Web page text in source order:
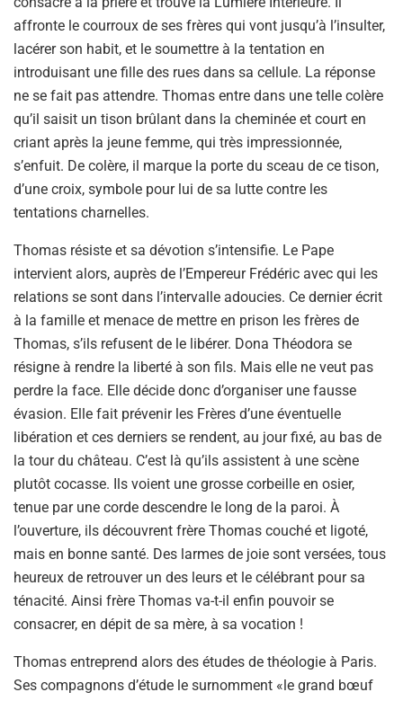
affronte le courroux de ses frères qui vont jusqu’à l’insulter,
lacérer son habit, et le soumettre à la tentation en
introduisant une fille des rues dans sa cellule. La réponse
ne se fait pas attendre. Thomas entre dans une telle colère
qu’il saisit un tison brûlant dans la cheminée et court en
criant après la jeune femme, qui très impressionnée,
s’enfuit. De colère, il marque la porte du sceau de ce tison,
d’une croix, symbole pour lui de sa lutte contre les
tentations charnelles.
Thomas résiste et sa dévotion s’intensifie. Le Pape
intervient alors, auprès de l’Empereur Frédéric avec qui les
relations se sont dans l’intervalle adoucies. Ce dernier écrit
à la famille et menace de mettre en prison les frères de
Thomas, s’ils refusent de le libérer. Dona Théodora se
résigne à rendre la liberté à son fils. Mais elle ne veut pas
perdre la face. Elle décide donc d’organiser une fausse
évasion. Elle fait prévenir les Frères d’une éventuelle
libération et ces derniers se rendent, au jour fixé, au bas de
la tour du château. C’est là qu’ils assistent à une scène
plutôt cocasse. Ils voient une grosse corbeille en osier,
tenue par une corde descendre le long de la paroi. À
l’ouverture, ils découvrent frère Thomas couché et ligoté,
mais en bonne santé. Des larmes de joie sont versées, tous
heureux de retrouver un des leurs et le célébrant pour sa
ténacité. Ainsi frère Thomas va-t-il enfin pouvoir se
consacrer, en dépit de sa mère, à sa vocation !
Thomas entreprend alors des études de théologie à Paris.
Ses compagnons d’étude le surnomment «le grand bœuf